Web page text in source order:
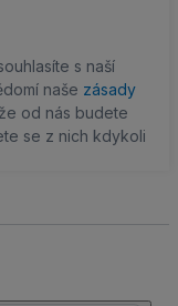
s naší
naše zásady
od nás budete
se z nich kdykoli